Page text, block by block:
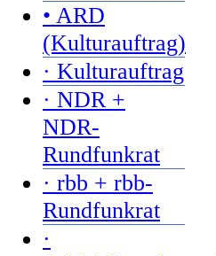
• ARD
(Kulturauftrag)
· Kulturauftrag
· NDR +
NDR-
Rundfunkrat
· rbb + rbb-
Rundfunkrat
·